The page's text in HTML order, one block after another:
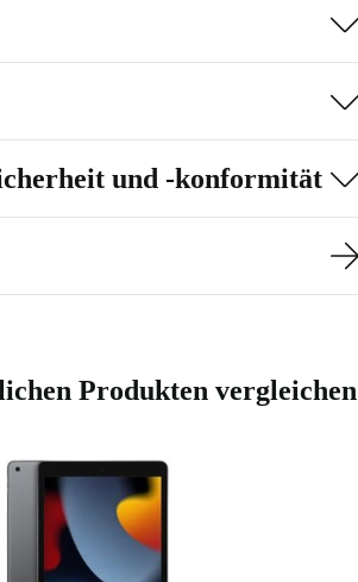
und -konformität
Produkten vergleichen